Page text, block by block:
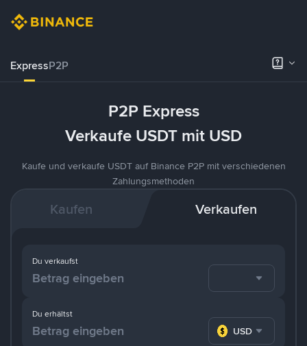
ExpressP2P
P2P Express
Verkaufe USDT mit USD
Kaufe und verkaufe USDT auf Binance P2P mit verschiedenen
Zahlungsmethoden
Kaufen Verkaufen
Du erhältst
USD
Du verkaufst